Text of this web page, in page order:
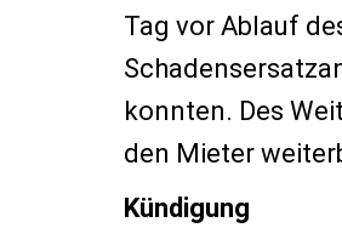
Tag vor Ablauf
konnten. Des
den Mieter
Kündigung